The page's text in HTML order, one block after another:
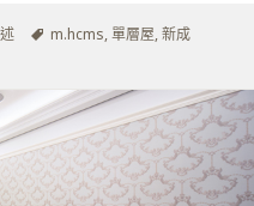
標
m.hcms,單層屋,新成
陽石韻